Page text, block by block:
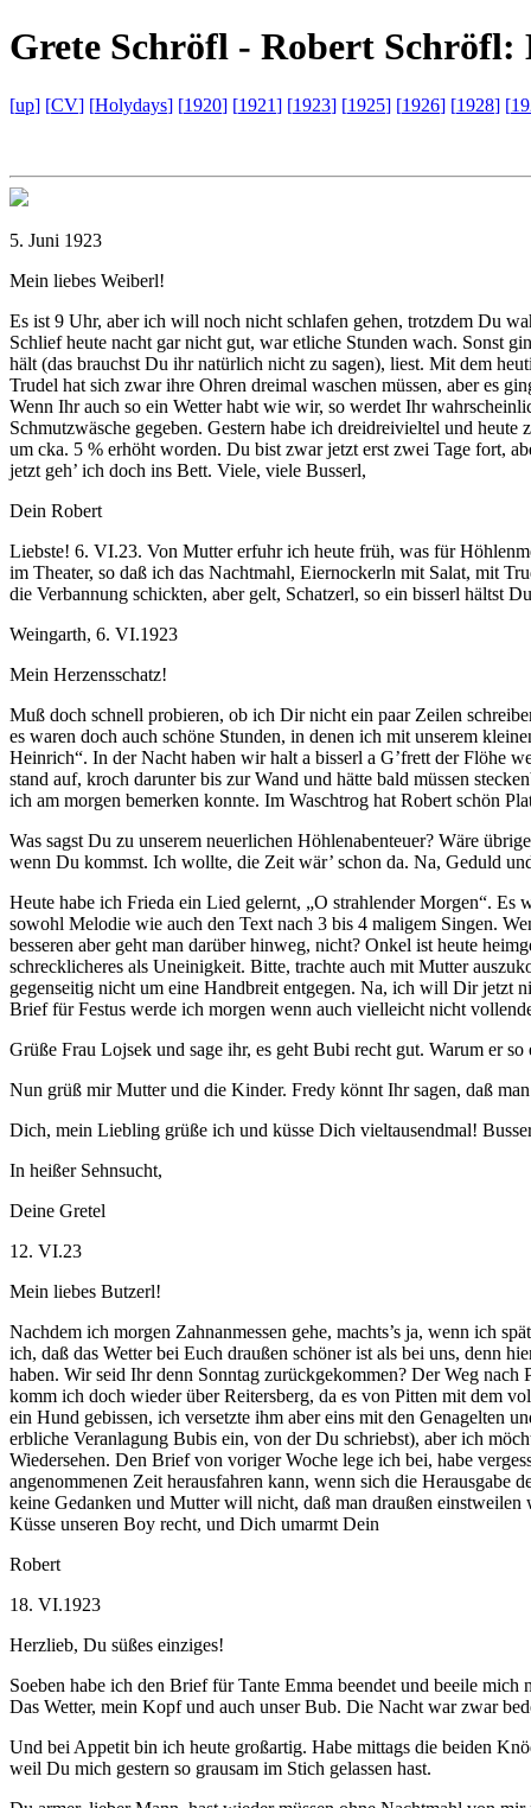
Grete Schröfl - Robert Schröfl:
[up] [CV] [Holydays] [1920] [1921] [1923] [1925] [1926] [1928] [
5. Juni 1923
Mein liebes Weiberl!
Es ist 9 Uhr, aber ich will noch nicht schlafen gehen, trotzdem Du
Schlief heute nacht gar nicht gut, war etliche Stunden wach. Sonst
hält (das brauchst Du ihr natürlich nicht zu sagen), liest. Mit dem
Trudel hat sich zwar ihre Ohren dreimal waschen müssen, aber es
Wenn Ihr auch so ein Wetter habt wie wir, so werdet Ihr
Schmutzwäsche gegeben. Gestern habe ich dreidreivieltel und
um cka. 5 % erhöht worden. Du bist zwar jetzt erst zwei Tage fort,
jetzt geh’ ich doch ins Bett. Viele, viele Busserl,
Dein Robert
Liebste! 6. VI.23. Von Mutter erfuhr ich heute früh, was für
im Theater, so daß ich das Nachtmahl, Eiernockerln mit Salat, mit
die Verbannung schickten, aber gelt, Schatzerl, so ein bisserl hältst
Weingarth, 6. VI.1923
Mein Herzensschatz!
Muß doch schnell probieren, ob ich Dir nicht ein paar Zeilen
es waren doch auch schöne Stunden, in denen ich mit unserem
Heinrich“. In der Nacht haben wir halt a bisserl a G’frett der Flöhe
stand auf, kroch darunter bis zur Wand und hätte bald müssen
ich am morgen bemerken konnte. Im Waschtrog hat Robert schön
Was sagst Du zu unserem neuerlichen Höhlenabenteuer? Wäre
wenn Du kommst. Ich wollte, die Zeit wär’ schon da. Na, Geduld
Heute habe ich Frieda ein Lied gelernt, „O strahlender Morgen“.
sowohl Melodie wie auch den Text nach 3 bis 4 maligem Singen.
besseren aber geht man darüber hinweg, nicht? Onkel ist heute
schrecklicheres als Uneinigkeit. Bitte, trachte auch mit Mutter
gegenseitig nicht um eine Handbreit entgegen. Na, ich will Dir jetzt
Brief für Festus werde ich morgen wenn auch vielleicht nicht
Grüße Frau Lojsek und sage ihr, es geht Bubi recht gut. Warum er
Nun grüß mir Mutter und die Kinder. Fredy könnt Ihr sagen, daß
Dich, mein Liebling grüße ich und küsse Dich vieltausendmal!
In heißer Sehnsucht,
Deine Gretel
12. VI.23
Mein liebes Butzerl!
Nachdem ich morgen Zahnanmessen gehe, machts’s ja, wenn ich
ich, daß das Wetter bei Euch draußen schöner ist als bei uns, denn
haben. Wir seid Ihr denn Sonntag zurückgekommen? Der Weg
komm ich doch wieder über Reitersberg, da es von Pitten mit dem
ein Hund gebissen, ich versetzte ihm aber eins mit den Genagelten
erbliche Veranlagung Bubis ein, von der Du schriebst), aber ich
Wiedersehen. Den Brief von voriger Woche lege ich bei, habe
angenommenen Zeit herausfahren kann, wenn sich die Herausgabe
keine Gedanken und Mutter will nicht, daß man draußen
Küsse unseren Boy recht, und Dich umarmt Dein
Robert
18. VI.1923
Herzlieb, Du süßes einziges!
Soeben habe ich den Brief für Tante Emma beendet und beeile
Das Wetter, mein Kopf und auch unser Bub. Die Nacht war zwar
Und bei Appetit bin ich heute großartig. Habe mittags die beiden
weil Du mich gestern so grausam im Stich gelassen hast.